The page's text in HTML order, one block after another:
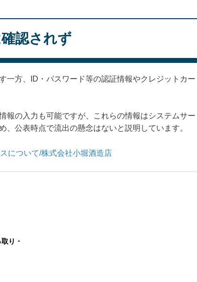
認されず
一方、ID・パスワード等の認証情報やクレジットカー
報の入力も可能ですが、これらの情報はシステムサー
公表時点で流出の懸念はないと説明しています。
について/株式会社小堀酒造店
り・